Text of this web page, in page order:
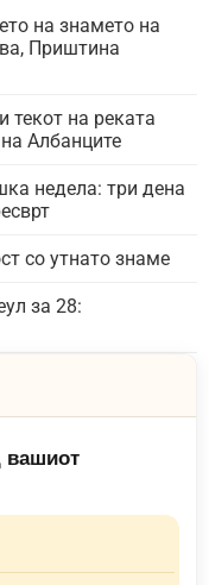
на знамето на
Приштина
текот на реката
Албанците
недела: три дена
со утнато знаме
за 28:
вашиот